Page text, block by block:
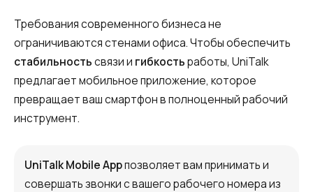
Автоматическая система
распределения звонков
Голосовой робот
UniTalk Chat
Автоматический телефонный опрос
Требования современного бизнеса не
ограничиваются стенами офиса. Чтобы обеспечить
стабильностьсвязи и гибкостьработы, UniTalk
предлагает мобильное приложение, которое
превращает ваш смартфон в полноценный рабочий
инструмент.
UniTalk Mobile Appпозволяет вам принимать и
совершать звонки с вашего рабочего номера из